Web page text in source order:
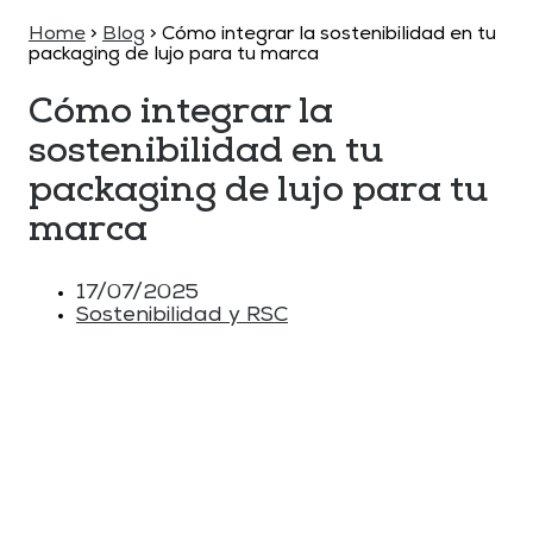
Home > Blog > Cómo integrar la sostenibilidad en tu
packaging de lujo para tu marca
Cómo integrar la
sostenibilidad en tu
packaging de lujo para tu
marca
17/07/2025
Sostenibilidad y RSC